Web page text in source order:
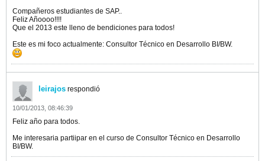
Compañeros estudiantes de SAP..
Feliz Añoooo!!!!
Que el 2013 este lleno de bendiciones para todos!
Este es mi foco actualmente: Consultor Técnico en Desarrollo BI/BW.
leirajos respondió
10/01/2013, 08:46:39
Feliz año para todos.
Me interesaria partiipar en el curso de Consultor Técnico en Desarrollo
BI/BW.